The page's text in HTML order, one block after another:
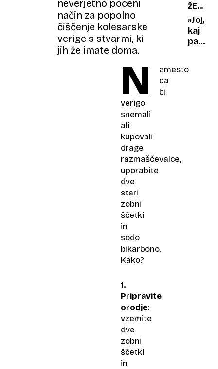
neverjetno poceni
način za popolno
čiščenje kolesarske
verige s stvarmi, ki
jih že imate doma.
N
amesto
da
bi
verigo
snemali
ali
kupovali
drage
razmaščevalce,
uporabite
dve
stari
zobni
ščetki
in
sodo
bikarbono.
Kako?
1.
Pripravite
orodje:
vzemite
dve
zobni
ščetki
in
ozadje:
je
Tarča
DANES
»Joj,
kaj
pa
pri